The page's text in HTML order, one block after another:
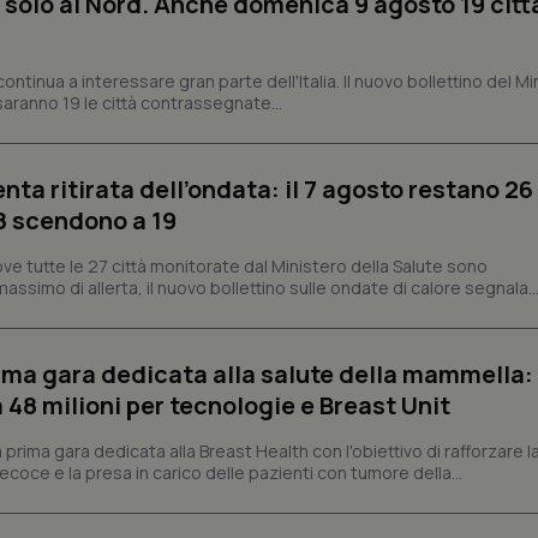
a interessare gran parte dell'Italia. Il nuovo bollettino del
19 le città contrassegnate...
ritirata dell’ondata: il 7 agosto restano
scendono a 19
tutte le 27 città monitorate dal Ministero della Salute sono
di allerta, il nuovo bollettino sulle ondate di calore segnala...
gara dedicata alla salute della mammella:
milioni per tecnologie e Breast Unit
gara dedicata alla Breast Health con l'obiettivo di rafforzare la
e la presa in carico delle pazienti con tumore della...
www.quotidianosanita.it
settimane
Script.com per ricordare le
sui cookie dei visitatori. È
www.quotidianosanita.it
4
settimane
Questo cookie è impostato
settimane
2 giorni
assegnare un identificatore
Google LLC
significativo del servizio di
utilizzato da Google. Questo
per distinguere utenti unici
cliente. È incluso in ogni
sessioni e campagne per i
PHP.net
www.quotidianosanita.it
Sessione
Cookie generato da applicazioni
linguaggio PHP. Si tratta di un
sessione utente. Normalmente è
generato in modo casuale, il
utilizzato può essere specifico
un utente tra le pagine.